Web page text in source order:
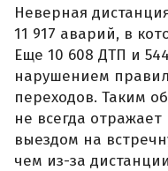
Неверная
11 917 аварий, в
Еще 10 608 ДТП и
нарушением
переходов. Таким
не всегда
выездом на
чем из-за